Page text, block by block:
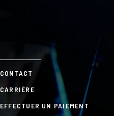
CONTACT
CARRIÈRE
EFFECTUER UN PAIEMENT